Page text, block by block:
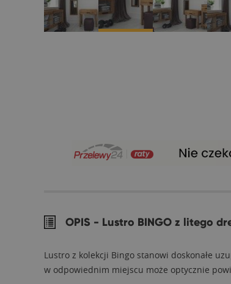
OPIS - Lustro BINGO z litego
Lustro z kolekcji Bingo stanowi doskonałe
w odpowiednim miejscu może optycznie